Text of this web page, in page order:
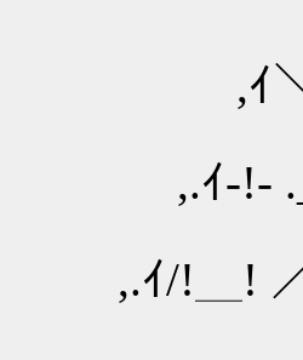
,ｲ＼.>
,.ｲ-!-
,.ｲ/!＿!